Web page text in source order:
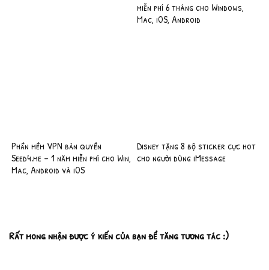
miễn phí 6 tháng cho Windows,
Mac, iOS, Android
Phần mềm VPN bản quyền
Seed4.me – 1 năm miễn phí cho Win,
Mac, Android và iOS
Disney tặng 8 bộ sticker cực hot
cho người dùng iMessage
Rất mong nhận được ý kiến của bạn để tăng tương tác :)